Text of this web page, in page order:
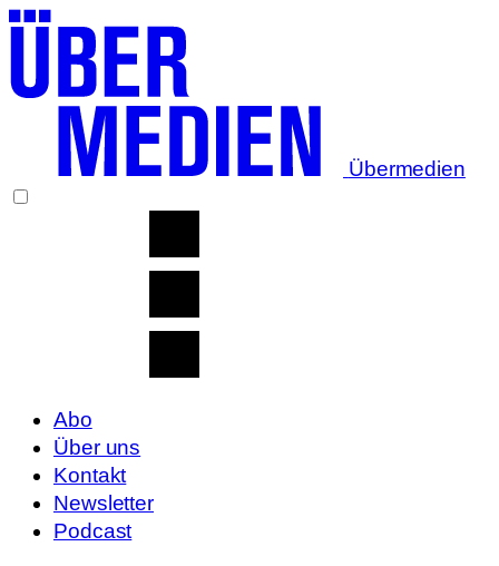
Übermedien
Abo
Über uns
Kontakt
Newsletter
Podcast